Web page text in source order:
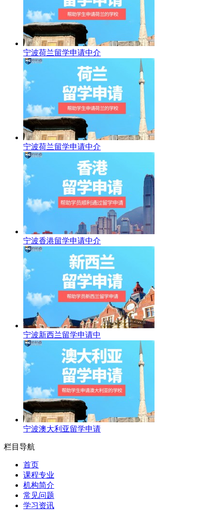
宁波荷兰留学申请中介
宁波荷兰留学申请中介
宁波香港留学申请中介
宁波新西兰留学申请中
宁波澳大利亚留学申请
栏目导航
首页
课程专业
机构简介
常见问题
学习资讯